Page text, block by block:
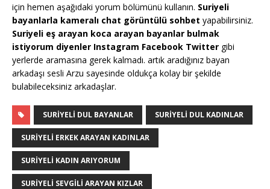
için hemen aşağıdaki yorum bölümünü kullanın. Suriyeli
bayanlarla kameralı chat görüntülü sohbet yapabilirsiniz.
Suriyeli eş arayan koca arayan bayanlar bulmak
istiyorum diyenler Instagram Facebook Twitter gibi
yerlerde aramasına gerek kalmadı. artık aradığınız bayan
arkadaşı sesli Arzu sayesinde oldukça kolay bir şekilde
bulabileceksiniz arkadaşlar.
SURIYELI DUL BAYANLAR SURIYELI DUL KADINLAR
SURIYELI ERKEK ARAYAN KADINLAR
SURIYELI KADIN ARIYORUM
SURIYELI SEVGILI ARAYAN KIZLAR